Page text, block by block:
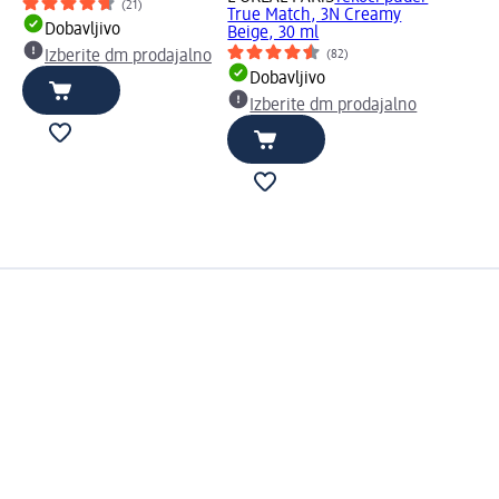
(21)
Dobavljivo
Izberite dm prodajalno
True Match, 3N Creamy
Beige, 30 ml
(82)
Dobavljivo
Izberite dm prodajalno